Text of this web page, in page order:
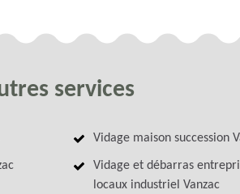
services
Vidage maison succession
Vidage et débarras
locaux industriel Vanzac